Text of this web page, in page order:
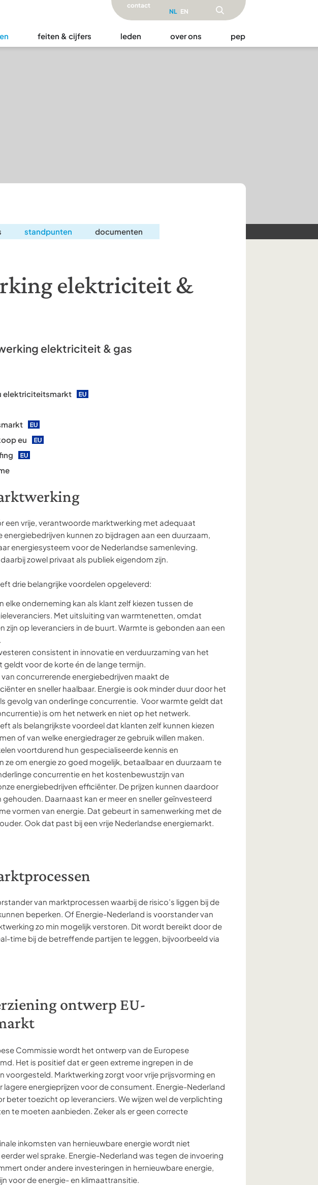
feiten & cijfers leden over ons pep
contact
NL EN
standpunten documenten
elektriciteit &
elektriciteit & gas
elektriciteitsmarkt
eu
een vrije, verantwoorde marktwerking met adequaat
energiebedrijven kunnen zo bijdragen aan een duurzaam,
energiesysteem voor de Nederlandse samenleving.
zowel privaat als publiek eigendom zijn.
drie belangrijke voordelen opgeleverd:
elke onderneming kan als klant zelf kiezen tussen de
Met uitsluiting van warmtenetten, omdat
zijn op leveranciers in de buurt. Warmte is gebonden aan een
consistent in innovatie en verduurzaming van het
geldt voor de korte én de lange termijn.
van concurrerende energiebedrijven maakt de
en sneller haalbaar. Energie is ook minder duur door het
gevolg van onderlinge concurrentie. Voor warmte geldt dat
is om het netwerk en niet op het netwerk.
als belangrijkste voordeel dat klanten zelf kunnen kiezen
of van welke energiedrager ze gebruik willen maken.
voortdurend hun gespecialiseerde kennis en
ze om energie zo goed mogelijk, betaalbaar en duurzaam te
concurrentie en het kostenbewustzijn van
energiebedrijven efficiënter. De prijzen kunnen daardoor
Daarnaast kan er meer en sneller geïnvesteerd
vormen van energie. Dat gebeurt in samenwerking met de
Ook dat past bij een vrije Nederlandse energiemarkt.
van marktprocessen waarbij de risico’s liggen bij de
beperken. Of Energie-Nederland is voorstander van
zo min mogelijk verstoren. Dit wordt bereikt door de
time bij de betreffende partijen te leggen, bijvoorbeeld via
ontwerp EU-
Commissie wordt het ontwerp van de Europese
Het is positief dat er geen extreme ingrepen in de
voorgesteld. Marktwerking zorgt voor vrije prijsvorming en
lagere energieprijzen voor de consument. Energie-Nederland
beter toezicht op leveranciers. We wijzen wel de verplichting
te moeten aanbieden. Zeker als er geen correcte
inkomsten van hernieuwbare energie wordt niet
wel sprake. Energie-Nederland was tegen de invoering
onder andere investeringen in hernieuwbare energie,
voor de energie- en klimaattransitie.